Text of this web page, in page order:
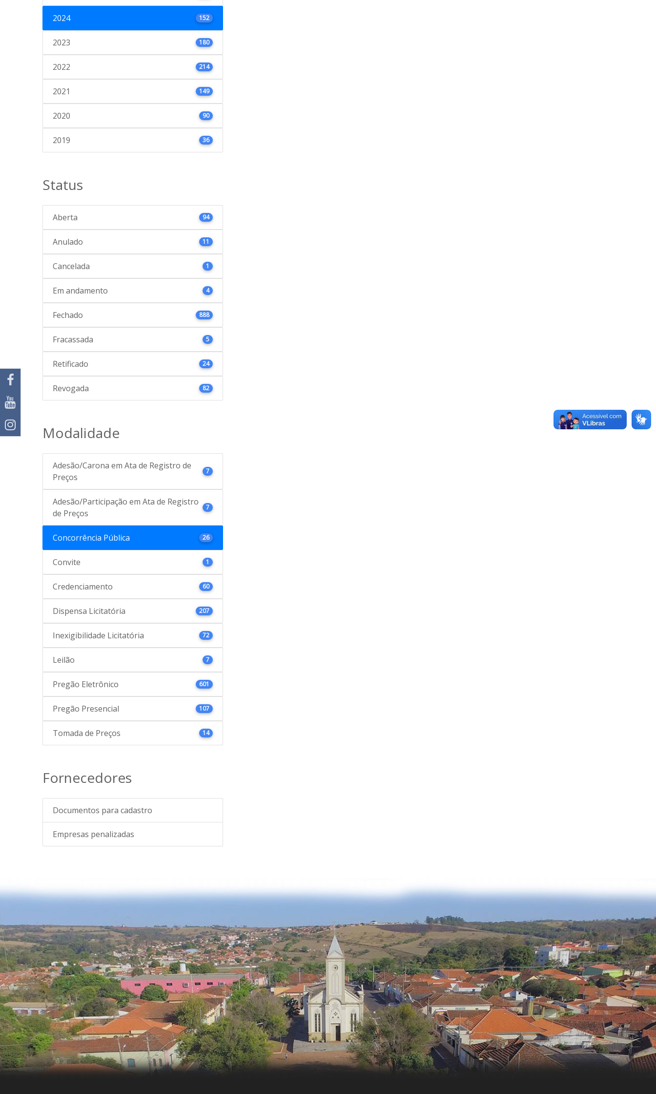
2024 152
2023 180
2022 214
2021 149
2020 90
2019 36
Status
Aberta 94
Anulado 11
Cancelada 1
Em andamento 4
Fechado 888
Fracassada 5
Retificado 24
Revogada 82
Modalidade
Adesão/Carona em Ata de Registro de
Preços
7
Adesão/Participação em Ata de Registro
de Preços
7
Concorrência Pública 26
Convite 1
Credenciamento 60
Dispensa Licitatória 207
Inexigibilidade Licitatória 72
Leilão 7
Pregão Eletrônico 601
Pregão Presencial 107
Tomada de Preços 14
Fornecedores
Documentos para cadastro
Empresas penalizadas